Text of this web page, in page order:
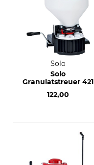
Solo
Solo
Granulatstreuer 421
122,00